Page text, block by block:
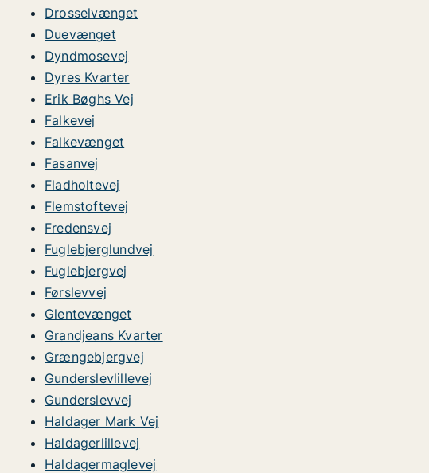
Drosselvænget
Duevænget
Dyndmosevej
Dyres Kvarter
Erik Bøghs Vej
Falkevej
Falkevænget
Fasanvej
Fladholtevej
Flemstoftevej
Fredensvej
Fuglebjerglundvej
Fuglebjergvej
Førslevvej
Glentevænget
Grandjeans Kvarter
Grængebjergvej
Gunderslevlillevej
Gunderslevvej
Haldager Mark Vej
Haldagerlillevej
Haldagermaglevej